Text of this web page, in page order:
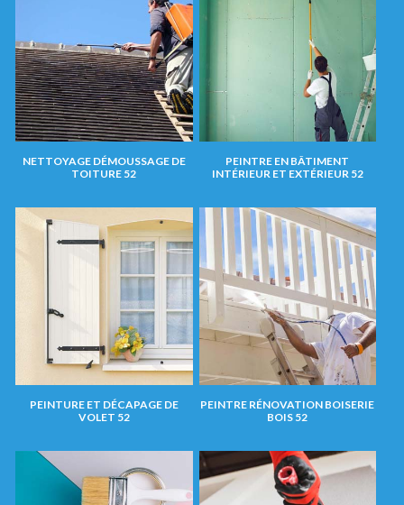
NETTOYAGE DÉMOUSSAGE DE
TOITURE 52
PEINTRE EN BÂTIMENT
INTÉRIEUR ET EXTÉRIEUR 52
PEINTURE ET DÉCAPAGE DE
VOLET 52
PEINTRE RÉNOVATION BOISERIE
BOIS 52